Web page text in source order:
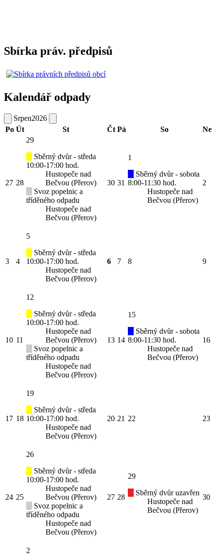
Sbírka práv. předpisů
Kalendář odpady
Srpen2026
Po Út St Čt Pá So Ne
27 28
29
Sběrný dvůr - středa
10:00-17:00 hod.
Hustopeče nad
Bečvou (Přerov)
Svoz popelnic a
tříděného odpadu
Hustopeče nad
Bečvou (Přerov)
30 31
1
Sběrný dvůr - sobota
8:00-11:30 hod.
Hustopeče nad
Bečvou (Přerov)
2
3 4
5
Sběrný dvůr - středa
10:00-17:00 hod.
Hustopeče nad
Bečvou (Přerov)
6 7 8 9
10 11
12
Sběrný dvůr - středa
10:00-17:00 hod.
Hustopeče nad
Bečvou (Přerov)
Svoz popelnic a
tříděného odpadu
Hustopeče nad
Bečvou (Přerov)
13 14
15
Sběrný dvůr - sobota
8:00-11:30 hod.
Hustopeče nad
Bečvou (Přerov)
16
17 18
19
Sběrný dvůr - středa
10:00-17:00 hod.
Hustopeče nad
Bečvou (Přerov)
20 21 22 23
24 25
26
Sběrný dvůr - středa
10:00-17:00 hod.
Hustopeče nad
Bečvou (Přerov)
Svoz popelnic a
tříděného odpadu
Hustopeče nad
Bečvou (Přerov)
27 28
29
Sběrný dvůr uzavřen
Hustopeče nad
Bečvou (Přerov)
30
2